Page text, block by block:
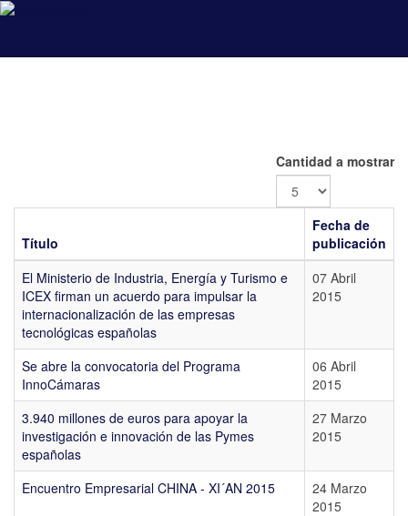
Cantidad a mostrar
Título
Fecha de
publicación
El Ministerio de Industria, Energía y Turismo e
ICEX firman un acuerdo para impulsar la
internacionalización de las empresas
tecnológicas españolas
07 Abril
2015
Se abre la convocatoria del Programa
InnoCámaras
06 Abril
2015
3.940 millones de euros para apoyar la
investigación e innovación de las Pymes
españolas
27 Marzo
2015
Encuentro Empresarial CHINA - XI´AN 2015
24 Marzo
2015